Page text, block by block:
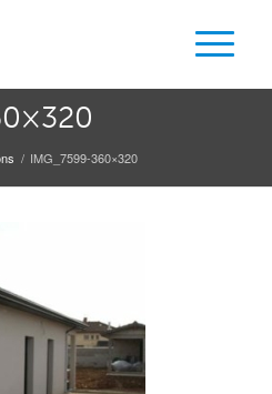
/ IMG_7599-360×320